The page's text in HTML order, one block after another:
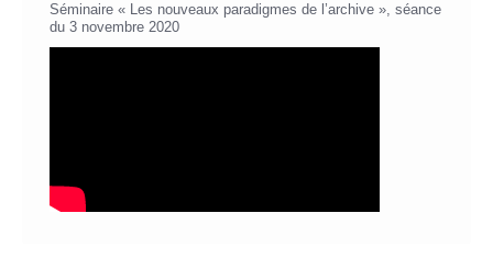
Séminaire « Les nouveaux paradigmes de l’archive », séance
du 3 novembre 2020